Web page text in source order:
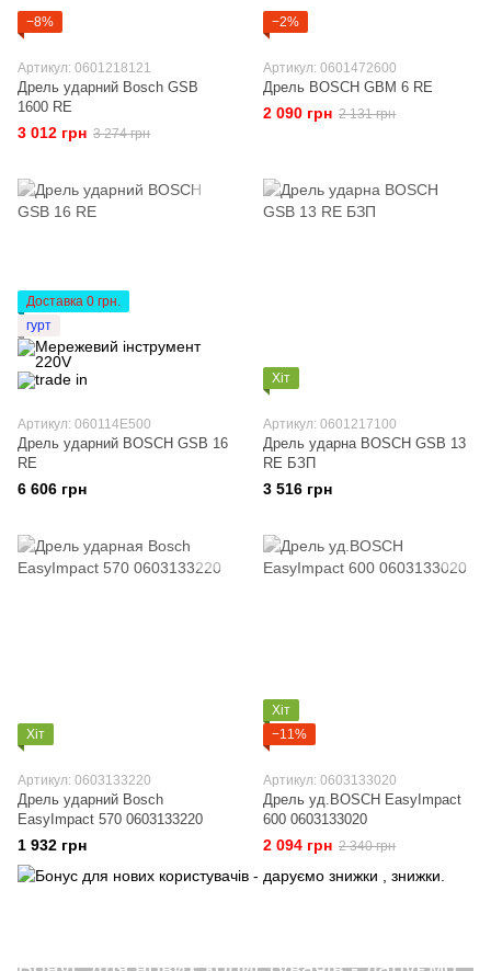
−8%
Артикул: 0601218121
Дрель ударний Bosch GSB
1600 RE
3 012 грн 3 274 грн
−2%
Артикул: 0601472600
Дрель BOSCH GBM 6 RE
2 090 грн 2 131 грн
Доставка 0 грн.
гурт
Артикул: 060114E500
Дрель ударний BOSCH GSB 16
RE
6 606 грн
Хіт
Артикул: 0601217100
Дрель ударна BOSCH GSB 13
RE БЗП
3 516 грн
Хіт
Артикул: 0603133220
Дрель ударний Bosch
EasyImpact 570 0603133220
1 932 грн
Хіт
−11%
Артикул: 0603133020
Дрель уд.BOSCH EasyImpact
600 0603133020
2 094 грн 2 340 грн